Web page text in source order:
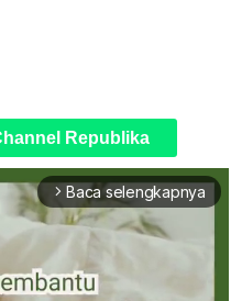
Republika
arrow_forward_ios Baca selengkapnya